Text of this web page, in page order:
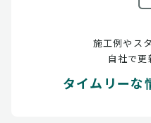
施工例やス
自社で更
タイムリーな